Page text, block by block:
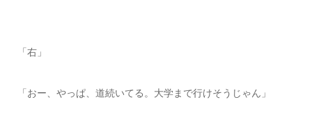
「右」
「おー、やっぱ、道続いてる。大学まで行けそうじゃん」